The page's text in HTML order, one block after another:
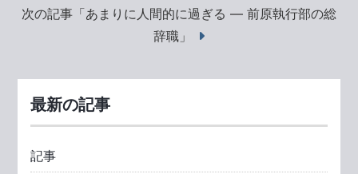
次の記事「あまりに人間的に過ぎる ― 前原執行部の総
辞職」
最新の記事
記事